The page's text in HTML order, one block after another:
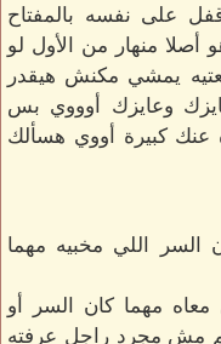
على نفسه بالمفتاح
منهار من الأول لو
يمشي مكنش هيقدر
وعايزك أوووي بس
عنك كبيرة أووي هسألك
السر اللي مخبيه مهما
مهما كان السر أو
مش مجرد راجل عرفته